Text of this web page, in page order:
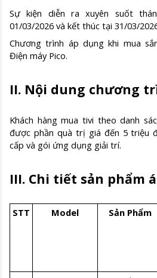
Sự kiện diễn ra xuyên suốt
01/03/2026 và kết thúc tại 31/03/
Chương trình áp dụng khi mua
Điện máy Pico.
II. Nội dung chương
Khách hàng mua tivi theo danh
được phần quà trị giá đến 5 triệu
cấp và gói ứng dụng giải trí.
III. Chi tiết sản phẩm
STT Model Sản Phẩm